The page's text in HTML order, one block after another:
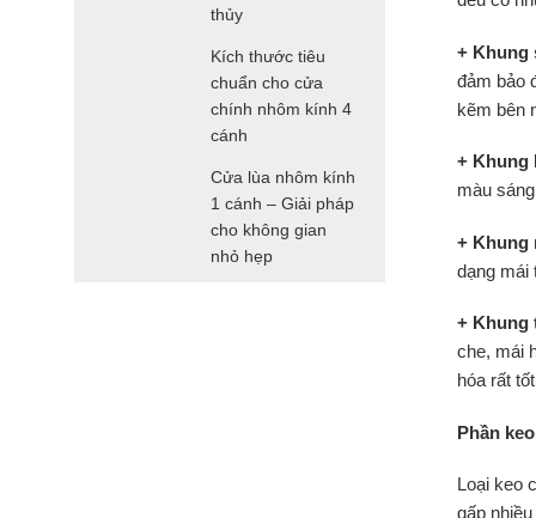
thủy
Kích thước tiêu
chuẩn cho cửa
chính nhôm kính 4
cánh
Cửa lùa nhôm kính
1 cánh – Giải pháp
cho không gian
nhỏ hẹp
+ Khung
đảm bảo
kẽm bên
+ Khung
màu
+ Khung
dạng mái
+ Khung
che, mái
hóa rất
Phần
Loại keo
gấp